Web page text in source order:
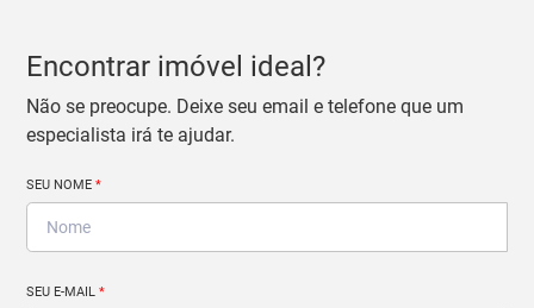
Encontrar imóvel ideal?
Não se preocupe. Deixe seu email e telefone que um
especialista irá te ajudar.
SEU NOME*
SEU E-MAIL*